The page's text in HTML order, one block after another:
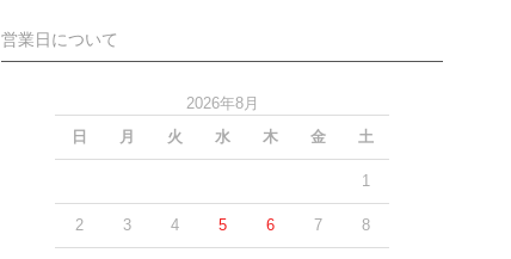
営業日について
2026年8月
日
月 火 水 木 金 土
1
2 3 4 5 6 7 8